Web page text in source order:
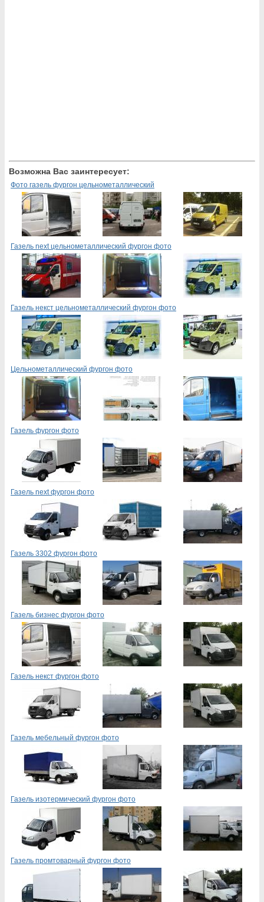
Возможна Вас заинтересует:
Фото газель фургон цельнометаллический
Газель next цельнометаллический фургон фото
Газель некст цельнометаллический фургон фото
Цельнометаллический фургон фото
Газель фургон фото
Газель next фургон фото
Газель 3302 фургон фото
Газель бизнес фургон фото
Газель некст фургон фото
Газель мебельный фургон фото
Газель изотермический фургон фото
Газель промтоварный фургон фото